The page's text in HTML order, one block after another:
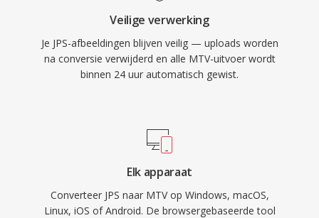
Veilige verwerking
Je JPS-afbeeldingen blijven veilig — uploads worden
na conversie verwijderd en alle MTV-uitvoer wordt
binnen 24 uur automatisch gewist.
Elk apparaat
Converteer JPS naar MTV op Windows, macOS,
Linux, iOS of Android. De browsergebaseerde tool